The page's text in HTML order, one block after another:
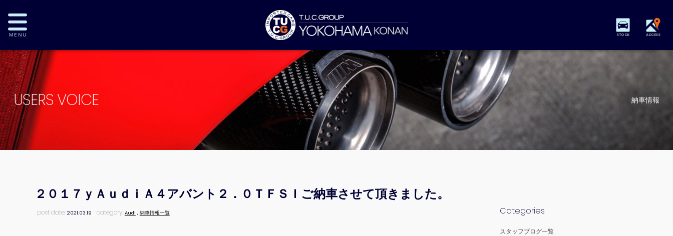
STOCK ACCESS
USERS VOICE 納車情報
２０１７ｙＡｕｄｉＡ４アバント２．０ＴＦＳＩご納車させて頂きました。
post date:2021.03.19 category: Audi , 納車情報一覧 Categories
スタッフブログ一覧